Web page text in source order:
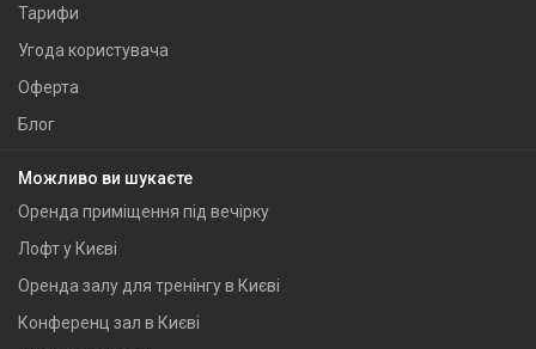
Тарифи
Угода користувача
Оферта
Блог
Можливо ви шукаєте
Оренда приміщення під вечірку
Лофт у Києві
Оренда залу для тренінгу в Києві
Конференц зал в Києві